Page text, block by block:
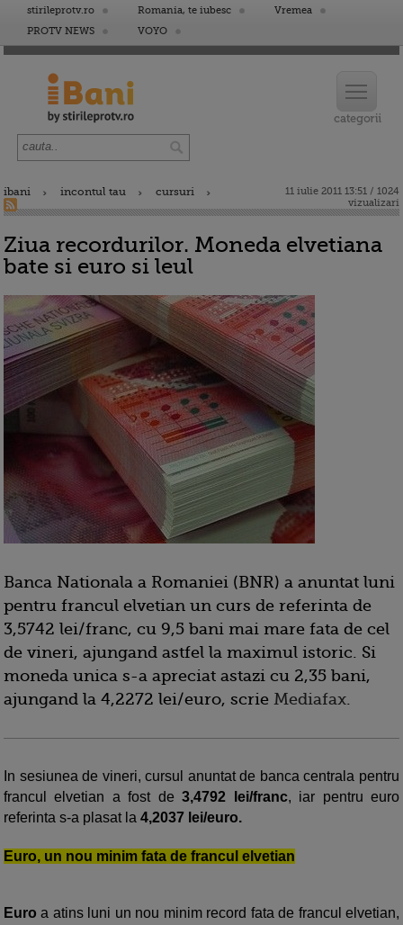
stirileprotv.ro Romania, te iubesc
Vremea
PROTV NEWS
VOYO
ibani incontul tau cursuri
11 iulie 2011 13:51 / 1024
vizualizari
Ziua recordurilor. Moneda elvetiana
bate si euro si leul
Banca Nationala a Romaniei (BNR) a anuntat luni
pentru francul elvetian un curs de referinta de
3,5742 lei/franc, cu 9,5 bani mai mare fata de cel
de vineri, ajungand astfel la maximul istoric. Si
moneda unica s-a apreciat astazi cu 2,35 bani,
ajungand la 4,2272 lei/euro, scrie Mediafax.
In sesiunea de vineri, cursul anuntat de banca centrala pentru
francul elvetian a fost de3,4792 lei/franc, iar pentru euro
referinta s-a plasat la 4,2037 lei/euro.
Euro, un nou minim fata de francul elvetian
Euroa atins luni un nou minim record fata de francul elvetian,